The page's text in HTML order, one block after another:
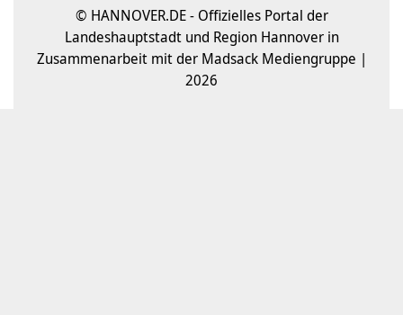
© HANNOVER.DE - Offizielles Portal der
Landeshauptstadt und Region Hannover in
Zusammenarbeit mit der Madsack Mediengruppe |
2026